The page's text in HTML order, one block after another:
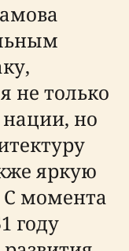
не только
нации, но
яркую
С момента
году